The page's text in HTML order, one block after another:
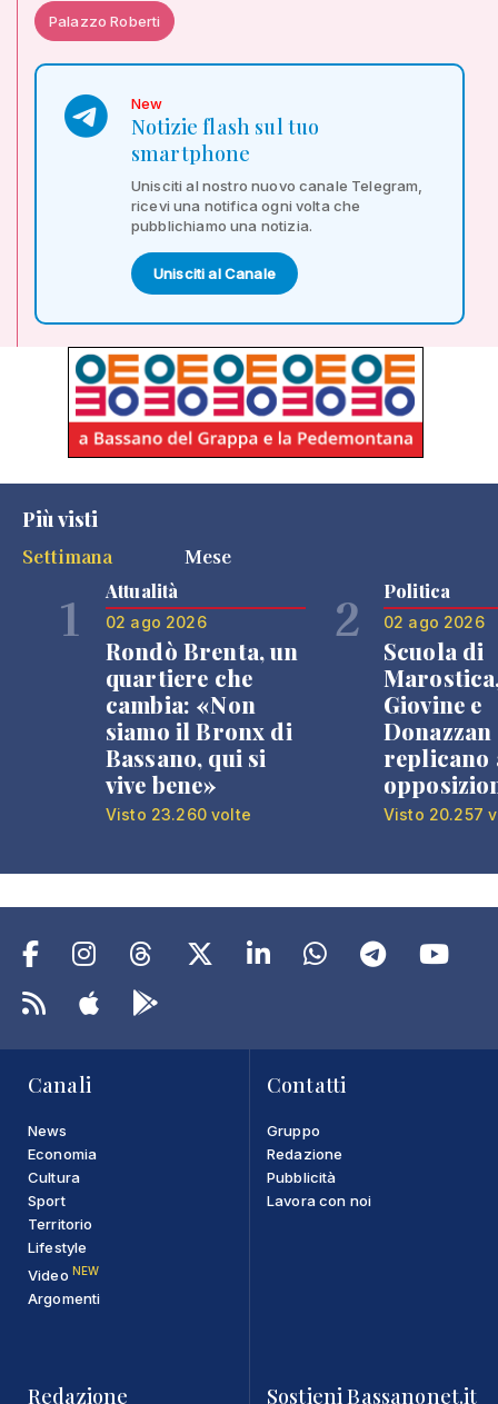
Palazzo Roberti
New
Notizie flash sul tuo
smartphone
Unisciti al nostro nuovo canale Telegram,
ricevi una notifica ogni volta che
pubblichiamo una notizia.
Unisciti al Canale
Più visti
Settimana
Mese
1 Attualità
02 ago 2026
Rondò Brenta, un
quartiere che
cambia: «Non
siamo il Bronx di
Bassano, qui si
vive bene»
Visto 23.260 volte
2 Politica
02 ago 2026
Scuola di
Giovine e
Donazzan
replicano
Visto 20.257
Canali
News
Economia
Cultura
Sport
Territorio
Lifestyle
Video NEW
Argomenti
Contatti
Gruppo
Redazione
Pubblicità
Lavora con noi
Redazione Sostieni Bassanonet.it